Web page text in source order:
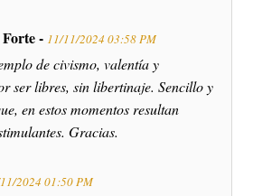
- 11/11/2024 03:58 PM
de civismo, valentía y
ser libres, sin libertinaje. Sencillo y
en estos momentos resultan
Gracias.
2024 01:50 PM